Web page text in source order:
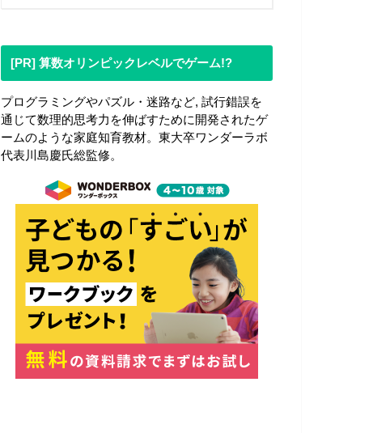
[PR] 算数オリンピックレベルでゲーム!?
プログラミングやパズル・迷路など, 試行錯誤を
通じて数理的思考力を伸ばすために開発されたゲ
ームのような家庭知育教材。東大卒ワンダーラボ
代表川島慶氏総監修。